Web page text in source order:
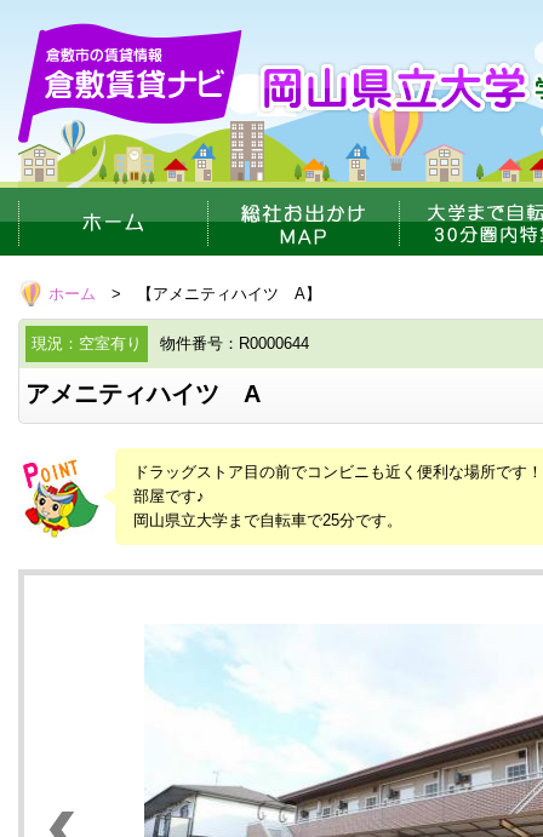
ホーム > 【アメニティハイツ A】
現況：空室有り 物件番号：R0000644
アメニティハイツ A
ドラッグストア目の前でコンビニも近く便利な場所です
部屋です♪
岡山県立大学まで自転車で25分です。